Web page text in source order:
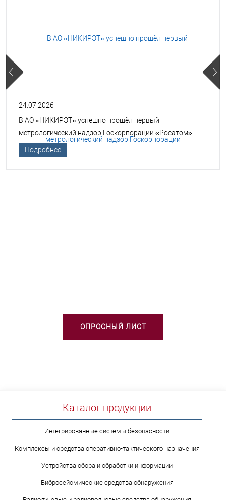
24.07.2026
В АО «НИКИРЭТ» успешно прошёл первый
метрологический надзор Госкорпорации «Росатом»
Подробнее
ОПРОСНЫЙ ЛИСТ
Каталог продукции
Интегрированные системы безопасности
Комплексы и средства оперативно-тактического назначения
Устройства сбора и обработки информации
Вибросейсмические средства обнаружения